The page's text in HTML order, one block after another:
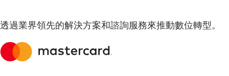
透過業界領先的解決方案和諮詢服務來推動數位轉型。